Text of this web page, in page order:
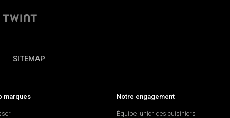
SITEMAP
marques Notre engagement
Équipe junior des cuisiniers